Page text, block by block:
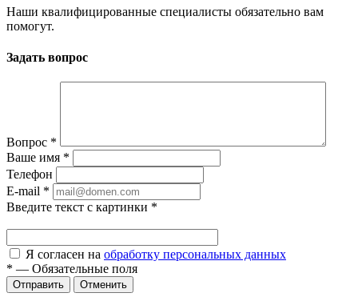
Наши квалифицированные специалисты обязательно вам
помогут.
Задать вопрос
Вопрос *
Ваше имя *
Телефон
E-mail *
Введите текст с картинки *
Я согласен на обработку персональных данных
* — Обязательные поля
Отправить Отменить